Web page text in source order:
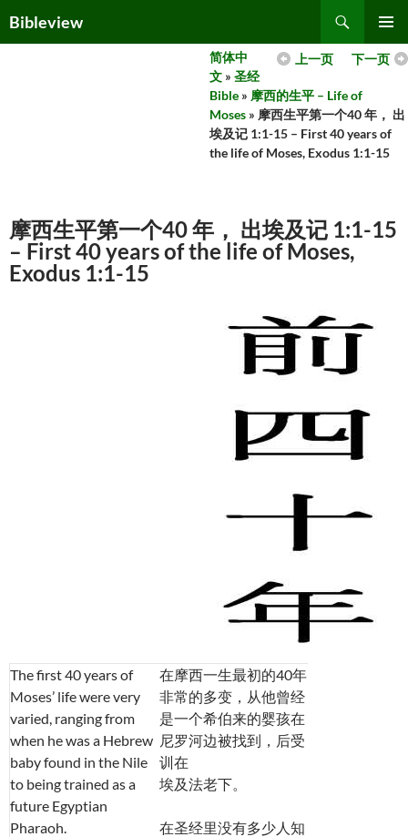
toBibleview
MENU
下一页
上一页
简体中
文 » 圣经
Bible » 摩西的生平 – Life of
Moses » 摩西生平第一个40 年， 出
埃及记 1:1-15 – First 40 years of
the life of Moses, Exodus 1:1-15
摩西生平第一个40 年， 出埃及记 1:1-15
– First 40 years of the life of Moses,
Exodus 1:1-15
The first 40 years of
Moses’ life were very
varied, ranging from
when he was a Hebrew
baby found in the Nile
to being trained as a
future Egyptian
Pharaoh.
在摩西一生最初的40年
非常的多变，从他曾经
是一个希伯来的婴孩在
尼罗河边被找到，后受
训在
埃及法老下。
在圣经里没有多少人知